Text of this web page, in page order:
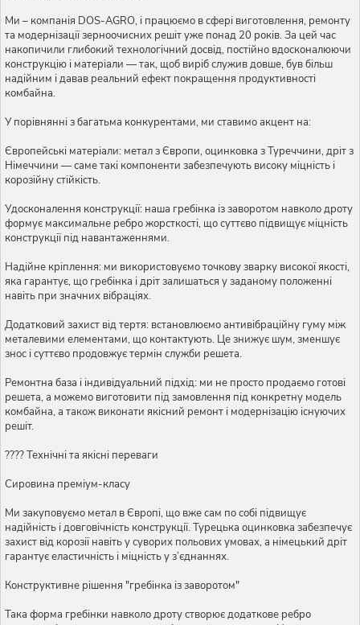
Ми – компанія DOS-AGRO, і працюємо в сфері виготовлення, ремонту
та модернізації зерноочисних решіт уже понад 20 років. За цей час
накопичили глибокий технологічний досвід, постійно вдосконалюючи
конструкцію і матеріали — так, щоб виріб служив довше, був більш
надійним і давав реальний ефект покращення продуктивності
комбайна.
У порівнянні з багатьма конкурентами, ми ставимо акцент на:
Європейські матеріали: метал з Європи, оцинковка з Туреччини, дріт з
Німеччини — саме такі компоненти забезпечують високу міцність і
корозійну стійкість.
Удосконалення конструкції: наша гребінка із заворотом навколо дроту
формує максимальне ребро жорсткості, що суттєво підвищує міцність
конструкції під навантаженнями.
Надійне кріплення: ми використовуємо точкову зварку високої якості,
яка гарантує, що гребінка і дріт залишаться у заданому положенні
навіть при значних вібраціях.
Додатковий захист від тертя: встановлюємо антивібраційну гуму між
металевими елементами, що контактують. Це знижує шум, зменшує
знос і суттєво продовжує термін служби решета.
Ремонтна база і індивідуальний підхід: ми не просто продаємо готові
решета, а можемо виготовити під замовлення під конкретну модель
комбайна, а також виконати якісний ремонт і модернізацію існуючих
решіт.
???? Технічні та якісні переваги
Сировина преміум-класу
Ми закуповуємо метал в Європі, що вже сам по собі підвищує
надійність і довговічність конструкції. Турецька оцинковка забезпечує
захист від корозії навіть у суворих польових умовах, а німецький дріт
гарантує еластичність і міцність у з’єднаннях.
Конструктивне рішення "гребінка із заворотом"
Така форма гребінки навколо дроту створює додаткове ребро